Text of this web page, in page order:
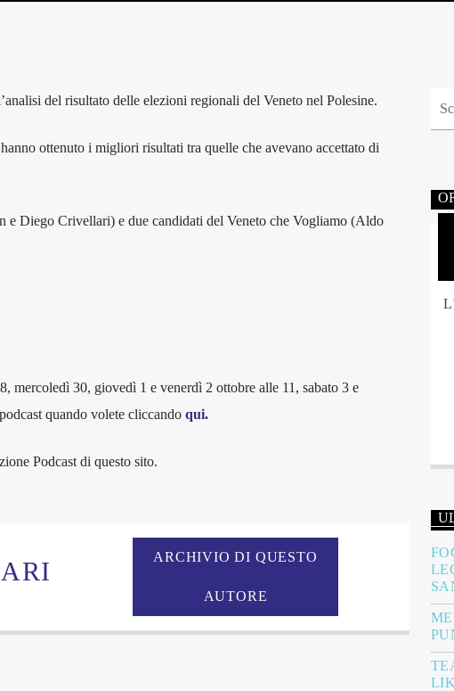
del risultato delle elezioni regionali del Veneto nel Polesine.
ottenuto i migliori risultati tra quelle che avevano accettato di
e Diego Crivellari) e due candidati del Veneto che Vogliamo (Aldo
mercoledì 30, giovedì 1 e venerdì 2 ottobre alle 11, sabato 3 e
quando volete cliccando qui.
Podcast di questo sito.
ARCHIVIO DI QUESTO
AUTORE